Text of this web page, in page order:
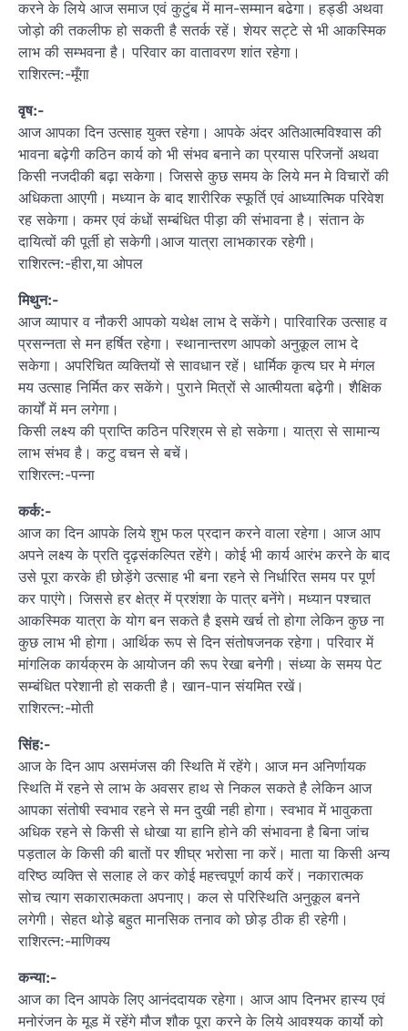
करने के लिये आज समाज एवं कुटुंब में मान-सम्मान बढेगा। हड्डी अथवा
जोड़ो की तकलीफ हो सकती है सतर्क रहें। शेयर सट्टे से भी आकस्मिक
लाभ की सम्भवना है। परिवार का वातावरण शांत रहेगा।
राशिरत्न:-मूँगा
वृष:-
आज आपका दिन उत्साह युक्त रहेगा। आपके अंदर अतिआत्मविश्वास की
भावना बढ़ेगी कठिन कार्य को भी संभव बनाने का प्रयास परिजनों अथवा
किसी नजदीकी बढ़ा सकेगा। जिससे कुछ समय के लिये मन मे विचारों की
अधिकता आएगी। मध्यान के बाद शारीरिक स्फूर्ति एवं आध्यात्मिक परिवेश
रह सकेगा। कमर एवं कंधों सम्बंधित पीड़ा की संभावना है। संतान के
दायित्वों की पूर्ती हो सकेगी।आज यात्रा लाभकारक रहेगी।
राशिरत्न:-हीरा,या ओपल
मिथुन:-
आज व्यापार व नौकरी आपको यथेक्ष लाभ दे सकेंगे। पारिवारिक उत्साह व
प्रसन्नता से मन हर्षित रहेगा। स्थानान्तरण आपको अनुकूल लाभ दे
सकेगा। अपरिचित व्यक्तियों से सावधान रहें। धार्मिक कृत्य घर मे मंगल
मय उत्साह निर्मित कर सकेंगे। पुराने मित्रों से आत्मीयता बढ़ेगी। शैक्षिक
कार्यों में मन लगेगा।
किसी लक्ष्य की प्राप्ति कठिन परिश्रम से हो सकेगा। यात्रा से सामान्य
लाभ संभव है। कटु वचन से बचें।
राशिरत्न:-पन्ना
कर्क:-
आज का दिन आपके लिये शुभ फल प्रदान करने वाला रहेगा। आज आप
अपने लक्ष्य के प्रति दृढ़संकल्पित रहेंगे। कोई भी कार्य आरंभ करने के बाद
उसे पूरा करके ही छोड़ेंगे उत्साह भी बना रहने से निर्धारित समय पर पूर्ण
कर पाएंगे। जिससे हर क्षेत्र में प्रशंशा के पात्र बनेंगे। मध्यान पश्चात
आकस्मिक यात्रा के योग बन सकते है इसमे खर्च तो होगा लेकिन कुछ ना
कुछ लाभ भी होगा। आर्थिक रूप से दिन संतोषजनक रहेगा। परिवार में
मांगलिक कार्यक्रम के आयोजन की रूप रेखा बनेगी। संध्या के समय पेट
सम्बंधित परेशानी हो सकती है। खान-पान संयमित रखें।
राशिरत्न:-मोती
सिंह:-
आज के दिन आप असमंजस की स्थिति में रहेंगे। आज मन अनिर्णायक
स्थिति में रहने से लाभ के अवसर हाथ से निकल सकते है लेकिन आज
आपका संतोषी स्वभाव रहने से मन दुखी नही होगा। स्वभाव में भावुकता
अधिक रहने से किसी से धोखा या हानि होने की संभावना है बिना जांच
पड़ताल के किसी की बातों पर शीघ्र भरोसा ना करें। माता या किसी अन्य
वरिष्ठ व्यक्ति से सलाह ले कर कोई महत्त्वपूर्ण कार्य करें। नकारात्मक
सोच त्याग सकारात्मकता अपनाए। कल से परिस्थिति अनुकूल बनने
लगेगी। सेहत थोड़े बहुत मानसिक तनाव को छोड़ ठीक ही रहेगी।
राशिरत्न:-माणिक्य
कन्या:-
आज का दिन आपके लिए आनंददायक रहेगा। आज आप दिनभर हास्य एवं
मनोरंजन के मूड में रहेंगे मौज शौक पूरा करने के लिये आवश्यक कार्यो को